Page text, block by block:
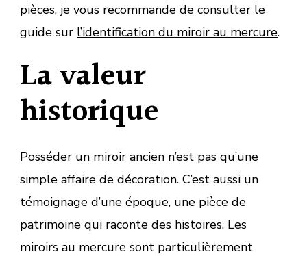
pièces, je vous recommande de consulter le
guide sur l’identification du miroir au mercure.
La valeur
historique
Posséder un miroir ancien n’est pas qu’une
simple affaire de décoration. C’est aussi un
témoignage d’une époque, une pièce de
patrimoine qui raconte des histoires. Les
miroirs au mercure sont particulièrement